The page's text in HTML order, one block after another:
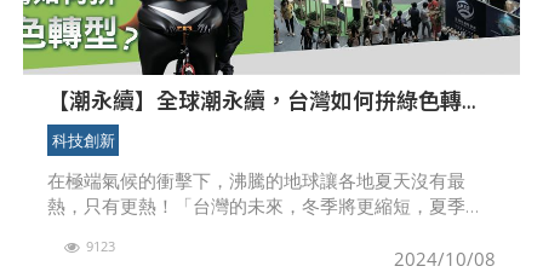
【潮永續】全球潮永續，台灣如何拚綠色轉
型？
科技創新
在極端氣候的衝擊下，沸騰的地球讓各地夏天沒有最
熱，只有更熱！「台灣的未來，冬季將更縮短，夏季更
成秋冬季節空氣流動降速、擴散不易，空汙變更嚴重
2024/10/08
9123